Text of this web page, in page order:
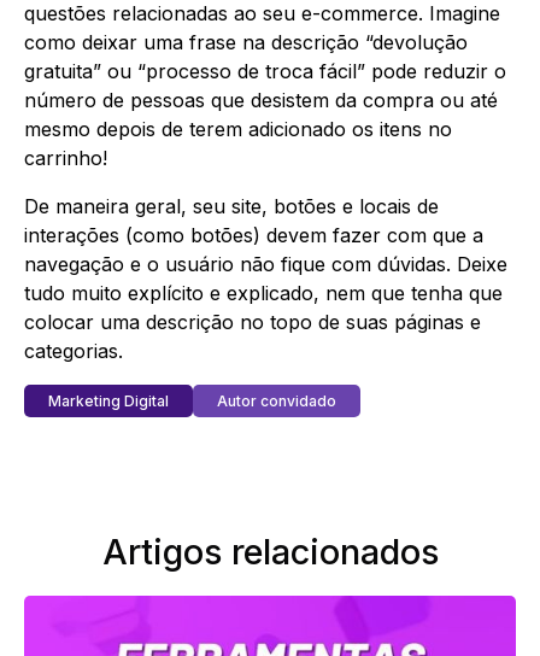
questões relacionadas ao seu e-commerce. Imagine
como deixar uma frase na descrição “devolução
gratuita” ou “processo de troca fácil” pode reduzir o
número de pessoas que desistem da compra ou até
mesmo depois de terem adicionado os itens no
carrinho!
De maneira geral, seu site, botões e locais de
interações (como botões) devem fazer com que a
navegação e o usuário não fique com dúvidas. Deixe
tudo muito explícito e explicado, nem que tenha que
colocar uma descrição no topo de suas páginas e
categorias.
Marketing Digital Autor convidado
Artigos relacionados